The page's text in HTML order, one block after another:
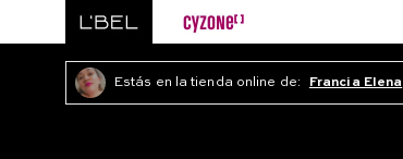
Estás en la tienda online de: Francia Elena